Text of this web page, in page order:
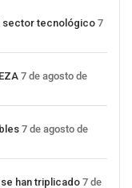
sector tecnológico 7
7 de agosto de
7 de agosto de
se han triplicado 7 de